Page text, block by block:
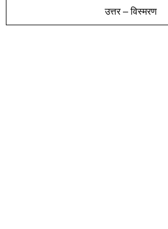
उत्तर – विस्मरण